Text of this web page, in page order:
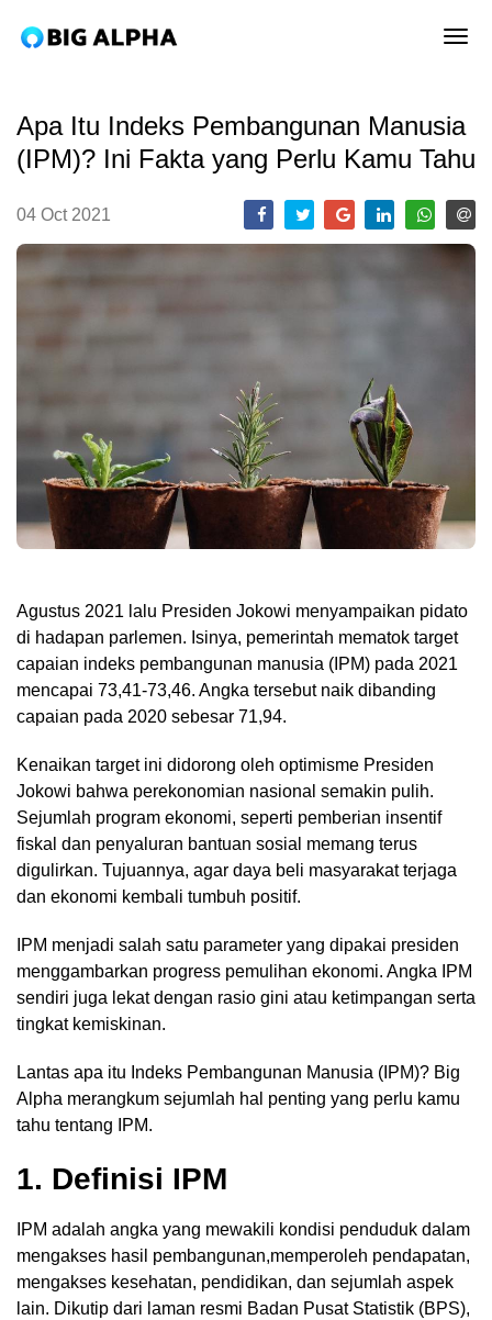
Apa Itu Indeks Pembangunan Manusia
(IPM)? Ini Fakta yang Perlu Kamu Tahu
04 Oct 2021
Agustus 2021 lalu Presiden Jokowi menyampaikan pidato
di hadapan parlemen. Isinya, pemerintah mematok target
capaian indeks pembangunan manusia (IPM) pada 2021
mencapai 73,41-73,46. Angka tersebut naik dibanding
capaian pada 2020 sebesar 71,94.
Kenaikan target ini didorong oleh optimisme Presiden
Jokowi bahwa perekonomian nasional semakin pulih.
Sejumlah program ekonomi, seperti pemberian insentif
fiskal dan penyaluran bantuan sosial memang terus
digulirkan. Tujuannya, agar daya beli masyarakat terjaga
dan ekonomi kembali tumbuh positif.
IPM menjadi salah satu parameter yang dipakai presiden
menggambarkan progress pemulihan ekonomi. Angka IPM
sendiri juga lekat dengan rasio gini atau ketimpangan serta
tingkat kemiskinan.
Lantas apa itu Indeks Pembangunan Manusia (IPM)? Big
Alpha merangkum sejumlah hal penting yang perlu kamu
tahu tentang IPM.
1. Definisi IPM
IPM adalah angka yang mewakili kondisi penduduk dalam
mengakses hasil pembangunan,memperoleh pendapatan,
mengakses kesehatan, pendidikan, dan sejumlah aspek
lain. Dikutip dari laman resmi Badan Pusat Statistik (BPS),